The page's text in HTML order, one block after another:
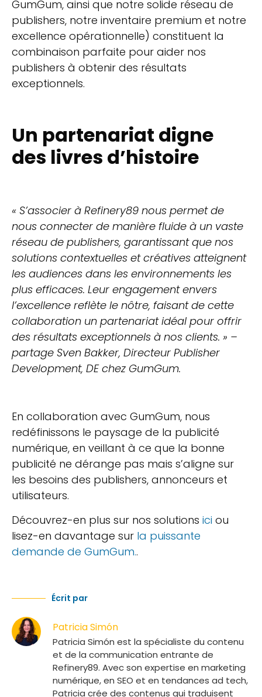
GumGum, ainsi que notre solide réseau de
publishers, notre inventaire premium et notre
excellence opérationnelle) constituent la
combinaison parfaite pour aider nos
publishers à obtenir des résultats
exceptionnels.
Un partenariat digne
des livres d’histoire
« S’associer à Refinery89 nous permet de
nous connecter de manière fluide à un vaste
réseau de publishers, garantissant que nos
solutions contextuelles et créatives atteignent
les audiences dans les environnements les
plus efficaces. Leur engagement envers
l’excellence reflète le nôtre, faisant de cette
collaboration un partenariat idéal pour offrir
des résultats exceptionnels à nos clients. » –
partage Sven Bakker, Directeur Publisher
Development, DE chez GumGum.
En collaboration avec GumGum, nous
redéfinissons le paysage de la publicité
numérique, en veillant à ce que la bonne
publicité ne dérange pas mais s’aligne sur
les besoins des publishers, annonceurs et
utilisateurs.
Découvrez-en plus sur nos solutions ici ou
lisez-en davantage sur la puissante
demande de GumGum..
Écrit par
Patricia Simón
Patricia Simón est la spécialiste du contenu
et de la communication entrante de
Refinery89. Avec son expertise en marketing
numérique, en SEO et en tendances ad tech,
Patricia crée des contenus qui traduisent